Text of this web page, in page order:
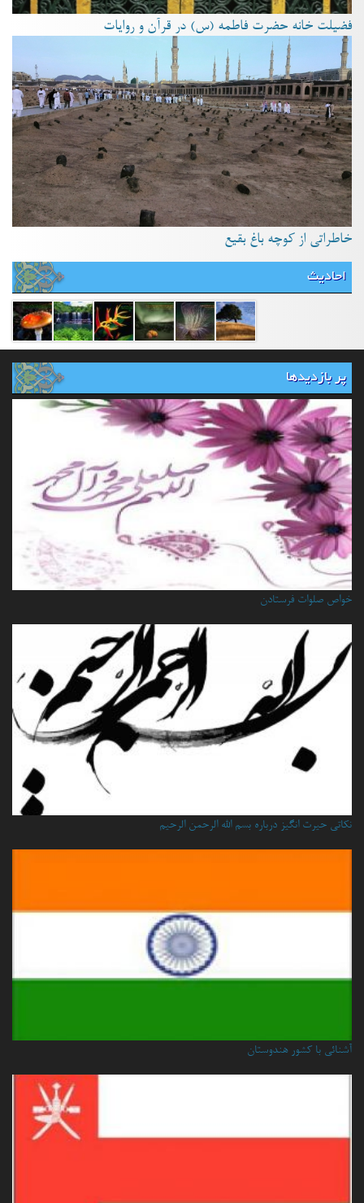
فضیلت خانه حضرت فاطمه (س) در قرآن و روایات
خاطراتی از کوچه باغ بقیع
احادیث
پر بازدیدها
خواص صلوات فرستادن
نكاتي حيرت انگيز درباره بسم الله الرحمن الرحيم
آشنائی با کشور هندوستان